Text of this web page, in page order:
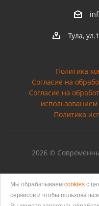
Тула,
Политика
Согласие на
Cогласие на
Политика
2026 ©
Мы обрабатываем cookies с
сервисов и чтобы